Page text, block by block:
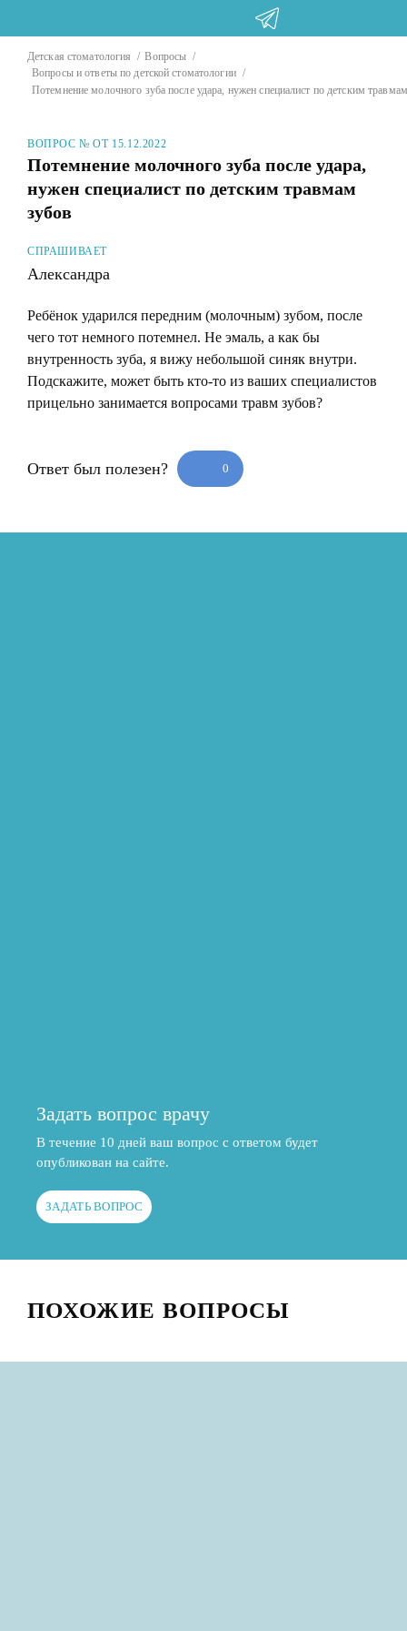
Детская стоматология
Вопросы
Вопросы и ответы по детской стоматологии
Потемнение молочного зуба после удара, нужен специалист по детским
ВОПРОС № ОТ 15.12.2022
Потемнение молочного зуба после удара,
нужен специалист по детским травмам
зубов
СПРАШИВАЕТ
Александра
Ребёнок ударился передним (молочным) зубом, после
чего тот немного потемнел. Не эмаль, а как бы
внутренность зуба, я вижу небольшой синяк внутри.
Подскажите, может быть кто-то из ваших специалистов
прицельно занимается вопросами травм зубов?
Ответ был полезен? 0
Задать вопрос врачу
В течение 10 дней ваш вопрос с ответом будет
опубликован на сайте.
ЗАДАТЬ ВОПРОС
ПОХОЖИЕ ВОПРОСЫ